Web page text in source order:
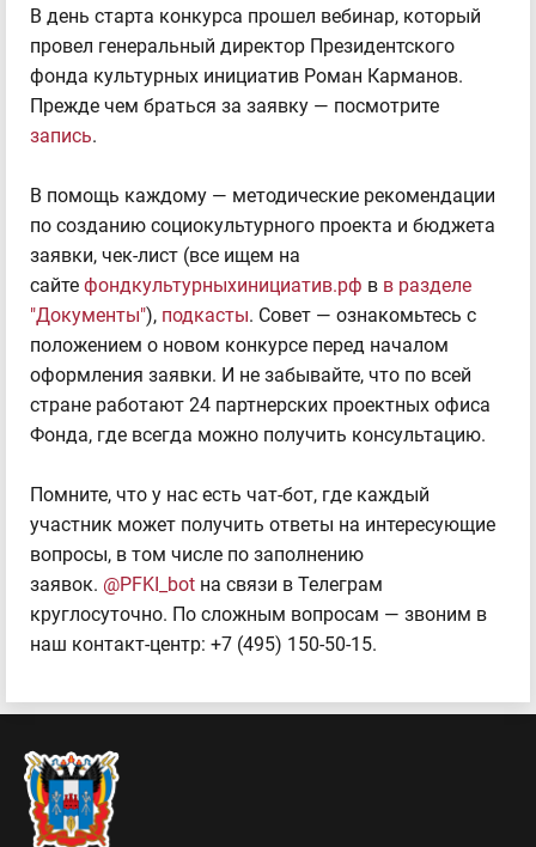
В день старта конкурса прошел вебинар, который
провел генеральный директор Президентского
фонда культурных инициатив Роман Карманов.
Прежде чем браться за заявку — посмотрите
запись.
В помощь каждому — методические рекомендации
по созданию социокультурного проекта и бюджета
заявки, чек-лист (все ищем на
сайте фондкультурныхинициатив.рф в в разделе
"Документы"), подкасты. Совет — ознакомьтесь с
положением о новом конкурсе перед началом
оформления заявки. И не забывайте, что по всей
стране работают 24 партнерских проектных офиса
Фонда, где всегда можно получить консультацию.
Помните, что у нас есть чат-бот, где каждый
участник может получить ответы на интересующие
вопросы, в том числе по заполнению
заявок. @PFKI_bot на связи в Телеграм
круглосуточно. По сложным вопросам — звоним в
наш контакт-центр: +7 (495) 150-50-15.